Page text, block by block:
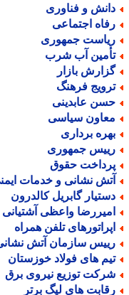
و فناوری
اجتماعی
جمهوری
آب شرب
بازار
فرهنگ
عابدینی
سیاسی
برداری
جمهوری
حقوق
نشانی و خدمات ایمنی
گابریل کالدرون
واعظی آشتیانی
تلفن همراه
سازمان آتش نشانی
های فولاد خوزستان
توزیع نیروی برق
های لیگ برتر